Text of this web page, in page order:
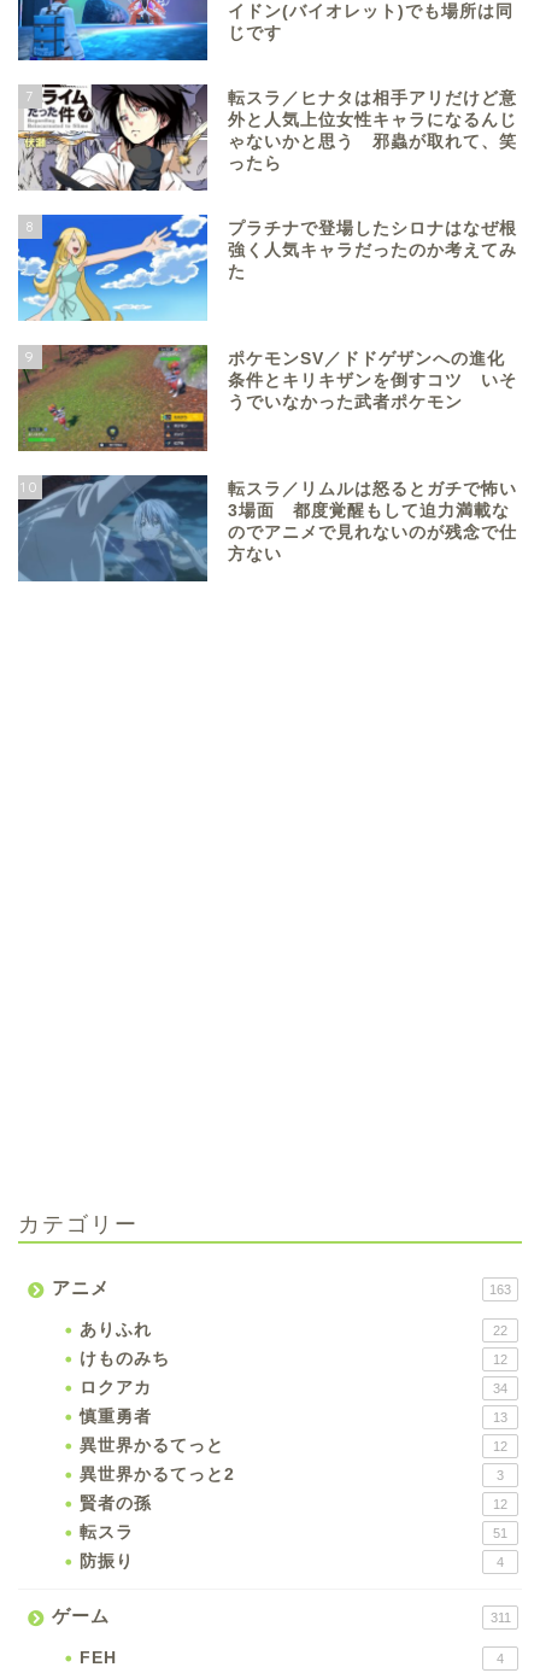
イドン(バイオレット)でも場所は同
じです
7
転スラ／ヒナタは相手アリだけど意
外と人気上位女性キャラになるんじ
ゃないかと思う 邪蟲が取れて、笑
ったら
8
プラチナで登場したシロナはなぜ根
強く人気キャラだったのか考えてみ
た
9
ポケモンSV／ドドゲザンへの進化
条件とキリキザンを倒すコツ いそ
うでいなかった武者ポケモン
10
転スラ／リムルは怒るとガチで怖い
3場面 都度覚醒もして迫力満載な
のでアニメで見れないのが残念で仕
方ない
カテゴリー
アニメ 163
ありふれ 22
けものみち 12
ロクアカ 34
慎重勇者 13
異世界かるてっと 12
異世界かるてっと2 3
賢者の孫 12
転スラ 51
防振り 4
ゲーム 311
FEH 4